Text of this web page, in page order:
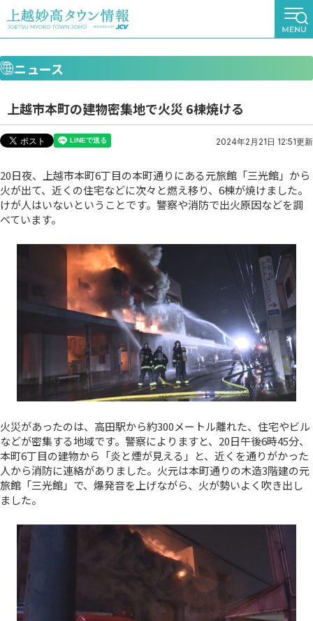
ニュース
上越市本町の建物密集地で火災 6棟焼ける
2024年2月21日 12:51更新
20日夜、上越市本町6丁目の本町通りにある元旅館「三光館」から
火が出て、近くの住宅などに次々と燃え移り、6棟が焼けました。
けが人はいないということです。警察や消防で出火原因などを調
べています。
火災があったのは、高田駅から約300メートル離れた、住宅やビル
などが密集する地域です。警察によりますと、20日午後6時45分、
本町6丁目の建物から「炎と煙が見える」と、近くを通りがかった
人から消防に連絡がありました。火元は本町通りの木造3階建の元
旅館「三光館」で、爆発音を上げながら、火が勢いよく吹き出し
ました。